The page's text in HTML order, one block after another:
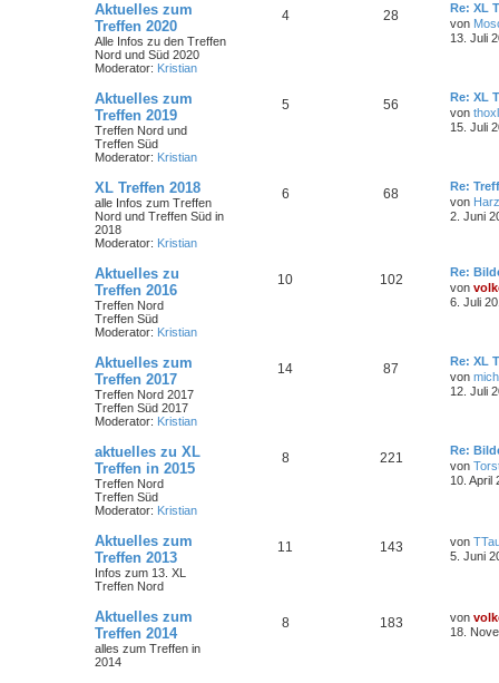
Aktuelles zum
Treffen 2020
Alle Infos zu den Treffen
Nord und Süd 2020
Moderator: Kristian
4 28
Re: XL
von
13. Juli
Aktuelles zum
Treffen 2019
Treffen Nord und
Treffen Süd
Moderator: Kristian
5 56
Re: XL
von thoxl
15. Juli
XL Treffen 2018
alle Infos zum Treffen
Nord und Treffen Süd in
2018
Moderator: Kristian
6 68
Re:
von
2. Juni
Aktuelles zu
Treffen 2016
Treffen Nord
Treffen Süd
Moderator: Kristian
10 102
Re:
von
6. Juli
Aktuelles zum
Treffen 2017
Treffen Nord 2017
Treffen Süd 2017
Moderator: Kristian
14 87
Re: XL
von
12. Juli
aktuelles zu XL
Treffen in 2015
Treffen Nord
Treffen Süd
Moderator: Kristian
8 221
Re:
von
10. April
Aktuelles zum
Treffen 2013
Infos zum 13. XL
Treffen Nord
11 143 von
5. Juni
Aktuelles zum
Treffen 2014
alles zum Treffen in
2014
8 183 von
18.